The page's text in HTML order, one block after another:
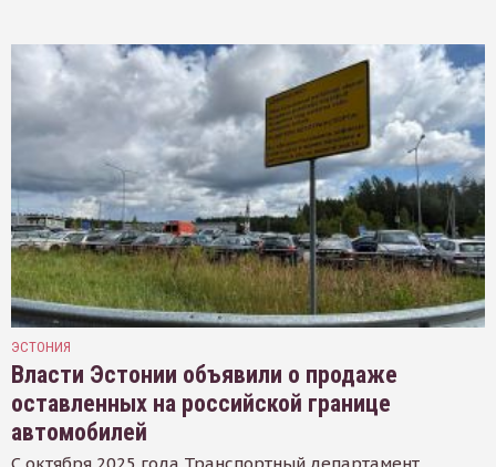
ЭСТОНИЯ
Власти Эстонии объявили о продаже
оставленных на российской границе
автомобилей